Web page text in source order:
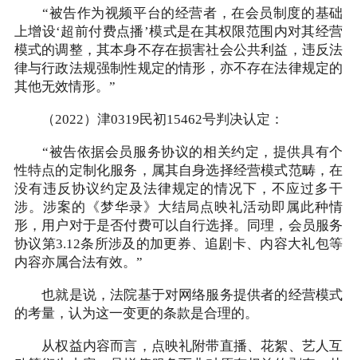
“被告作为视频平台的经营者，在会员制度的基础
上增设‘超前付费点播’模式是在其权限范围内对其经营
模式的调整，其本身不存在损害社会公共利益，违反法
律与行政法规强制性规定的情形，亦不存在法律规定的
其他无效情形。”
（2022）津0319民初15462号判决认定：
“被告依据会员服务协议的相关约定，提供具有个
性特点的定制化服务，属其自身选择经营模式范畴，在
没有违反协议约定及法律规定的情况下，不应过多干
涉。涉案的《梦华录》大结局点映礼活动即属此种情
形，用户对于是否付费可以自行选择。同理，会员服务
协议第3.12条所涉及的加更券、追剧卡、内容大礼包等
内容亦属合法有效。”
也就是说，法院基于对网络服务提供者的经营模式
的考量，认为这一变更的条款是合理的。
从权益内容而言，点映礼附带直播、花絮、艺人互